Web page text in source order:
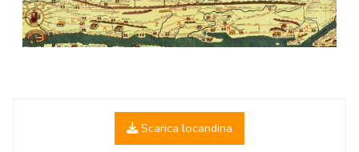
Scarica locandina